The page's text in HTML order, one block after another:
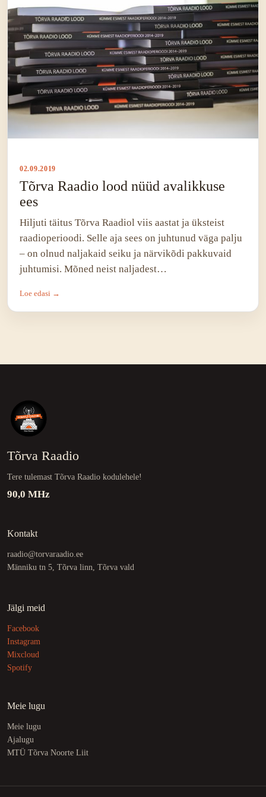
02.09.2019
Tõrva Raadio lood nüüd avalikkuse
ees
Hiljuti täitus Tõrva Raadiol viis aastat ja üksteist
raadioperioodi. Selle aja sees on juhtunud väga palju
– on olnud naljakaid seiku ja närvikõdi pakkuvaid
juhtumisi. Mõned neist naljadest…
Loe edasi →
Tõrva Raadio
Tere tulemast Tõrva Raadio kodulehele!
90,0 MHz
Kontakt
raadio@torvaraadio.ee
Männiku tn 5, Tõrva linn, Tõrva vald
Jälgi meid
Facebook
Instagram
Mixcloud
Spotify
Meie lugu
Meie lugu
Ajalugu
MTÜ Tõrva Noorte Liit